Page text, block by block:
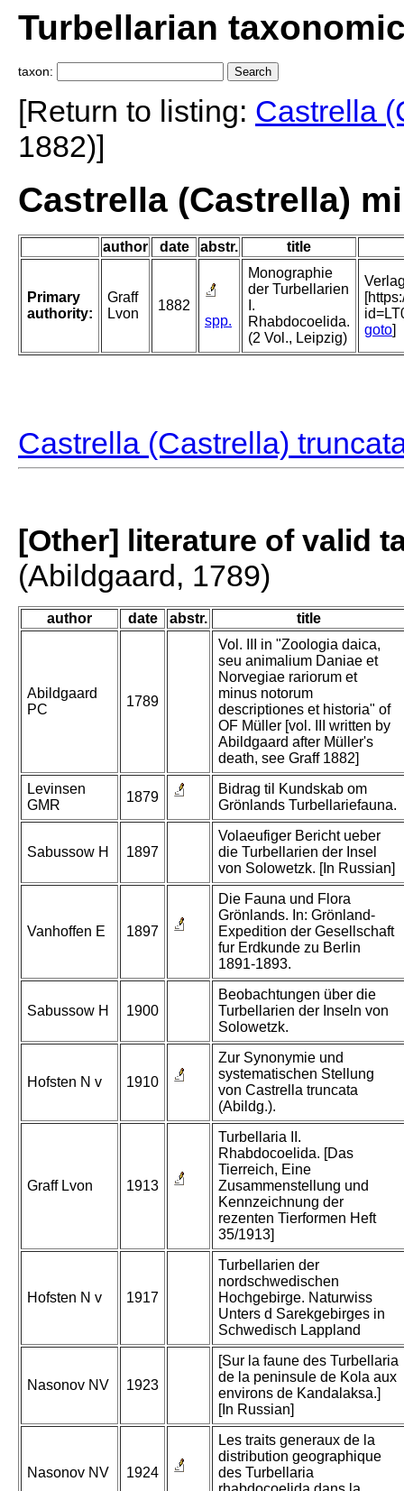
Turbellarian
taxon:
[Return to listing: Castrella
1882)]
Castrella (Castrella)
author date abstr. title
Primary
authority:
Graff
Lvon
1882
spp.
Monographie
der Turbellarien
I.
Rhabdocoelida.
(2 Vol., Leipzig)
goto]
Castrella (Castrella)
[Other] literature of valid
(Abildgaard, 1789)
author date abstr. title
Abildgaard
PC
1789
Vol. III in "Zoologia daica,
seu animalium Daniae et
Norvegiae rariorum et
minus notorum
descriptiones et historia" of
OF Müller [vol. III written by
Abildgaard after Müller's
death, see Graff 1882]
Levinsen
GMR
1879
Bidrag til Kundskab om
Grönlands Turbellariefauna.
Sabussow H 1897
Volaeufiger Bericht ueber
die Turbellarien der Insel
von Solowetzk. [In Russian]
Vanhoffen E 1897
Die Fauna und Flora
Grönlands. In: Grönland-
Expedition der Gesellschaft
fur Erdkunde zu Berlin
1891-1893.
Sabussow H 1900
Beobachtungen über die
Turbellarien der Inseln von
Solowetzk.
Hofsten N v 1910
Zur Synonymie und
systematischen Stellung
von Castrella truncata
(Abildg.).
Graff Lvon 1913
Turbellaria II.
Rhabdocoelida. [Das
Tierreich, Eine
Zusammenstellung und
Kennzeichnung der
rezenten Tierformen Heft
35/1913]
Hofsten N v 1917
Turbellarien der
nordschwedischen
Hochgebirge. Naturwiss
Unters d Sarekgebirges in
Schwedisch Lappland
Nasonov NV 1923
[Sur la faune des Turbellaria
de la peninsule de Kola aux
environs de Kandalaksa.]
[In Russian]
Nasonov NV 1924
Les traits generaux de la
distribution geographique
des Turbellaria